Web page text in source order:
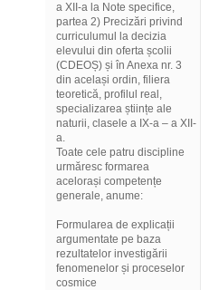
a XII-a la Note specifice,
partea 2) Precizări privind
curriculumul la decizia
elevului din oferta școlii
(CDEOȘ) și în Anexa nr. 3
din același ordin, filiera
teoretică, profilul real,
specializarea științe ale
naturii, clasele a IX-a – a XII-
a.
Toate cele patru discipline
urmăresc formarea
acelorași competențe
generale, anume:
Formularea de explicații
argumentate pe baza
rezultatelor investigării
fenomenelor și proceselor
cosmice